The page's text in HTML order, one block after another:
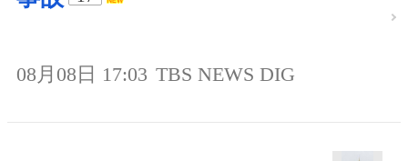
08月08日 17:03 TBS NEWS DIG